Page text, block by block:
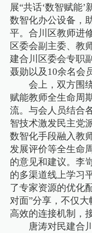
展“共话‘数智赋能
数智化办公设备，
平。合川区教师进
区委会副主委、教
建合川区委会专职
聂勋以及10余名会
会上，双方围
赋能教师全生命周
流。与会人员结合
智技术激发民主党
数智化手段融入教
发展评价等全生命
的意见和建议。李
的多渠道线上学习
了专家资源的优化
对面”分享，不仅
高效的连接机制，
唐涛对民建合